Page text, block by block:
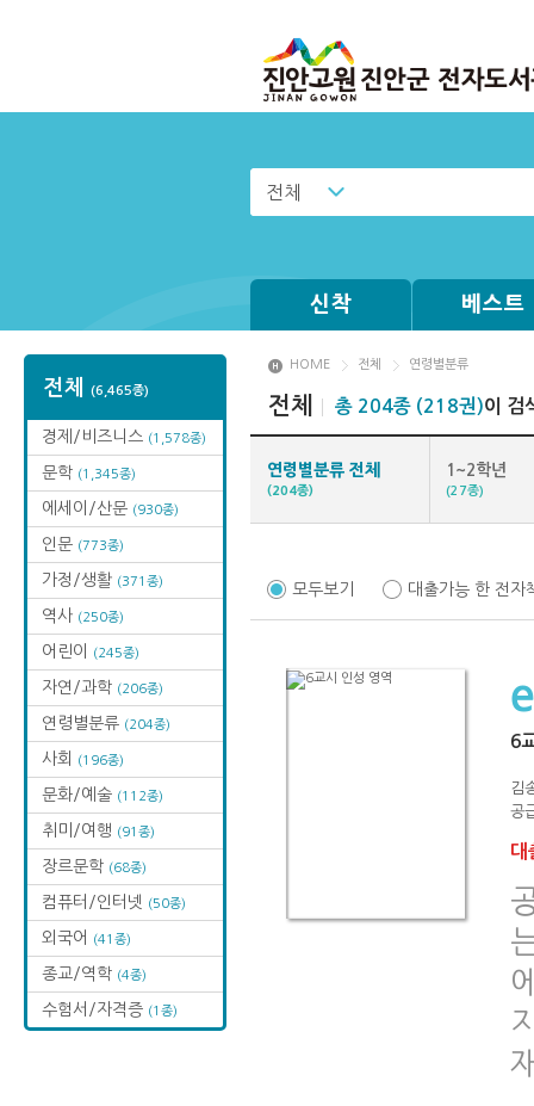
전체
신착 베스트
전체 (6,465종)
경제/비즈니스 (1,578종)
문학 (1,345종)
에세이/산문 (930종)
인문 (773종)
가정/생활 (371종)
역사 (250종)
어린이 (245종)
자연/과학 (206종)
연령별분류 (204종)
사회 (196종)
문화/예술 (112종)
취미/여행 (91종)
장르문학 (68종)
컴퓨터/인터넷 (50종)
외국어 (41종)
종교/역학 (4종)
수험서/자격증 (1종)
HOME 전체 연령별분류
전체 총 204종 (218권)이 검
연령별분류 전체
(204종)
1~2학년
(27종)
모두보기 대출가능 한 전자
6
김
공
대